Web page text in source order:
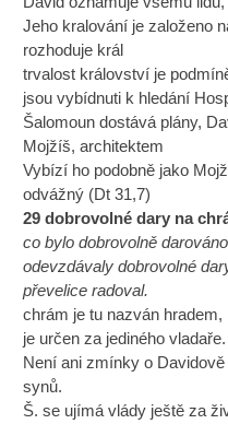
Jeho kralování je založeno
rozhoduje král
trvalost království je
jsou vybídnuti k hledání
Šalomoun dostává plány,
Mojžíš, architektem
Vybízí ho podobně jako
odvážný (Dt 31,7)
29 dobrovolné dary na
co bylo dobrovolně
odevzdávaly dobrovolné
převelice radoval.
chrám je tu nazván
je určen za jediného vladaře.
Není ani zmínky o
synů.
Š. se ujímá vlády ještě za